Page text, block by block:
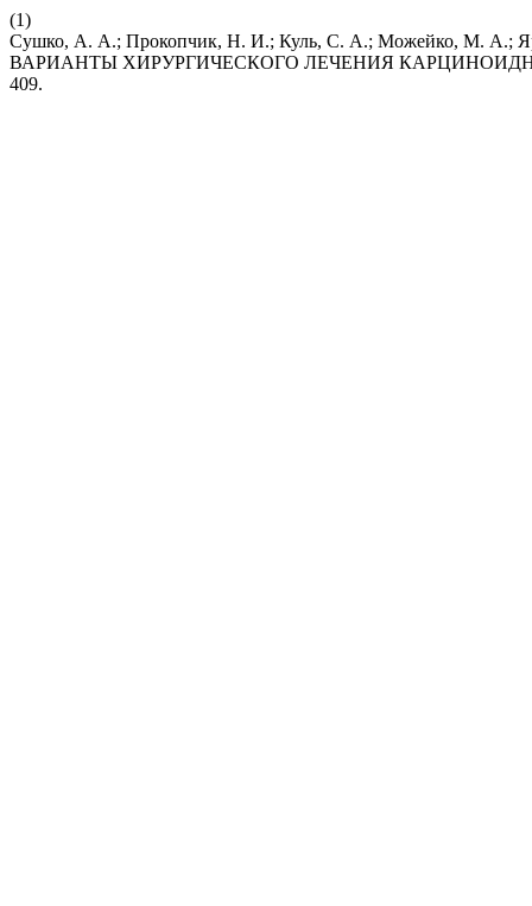
(1)
Сушко, А. А.; Прокопчик, Н. И.; Куль, С. А.; Можейко, М.
ВАРИАНТЫ ХИРУРГИЧЕСКОГО ЛЕЧЕНИЯ
409.